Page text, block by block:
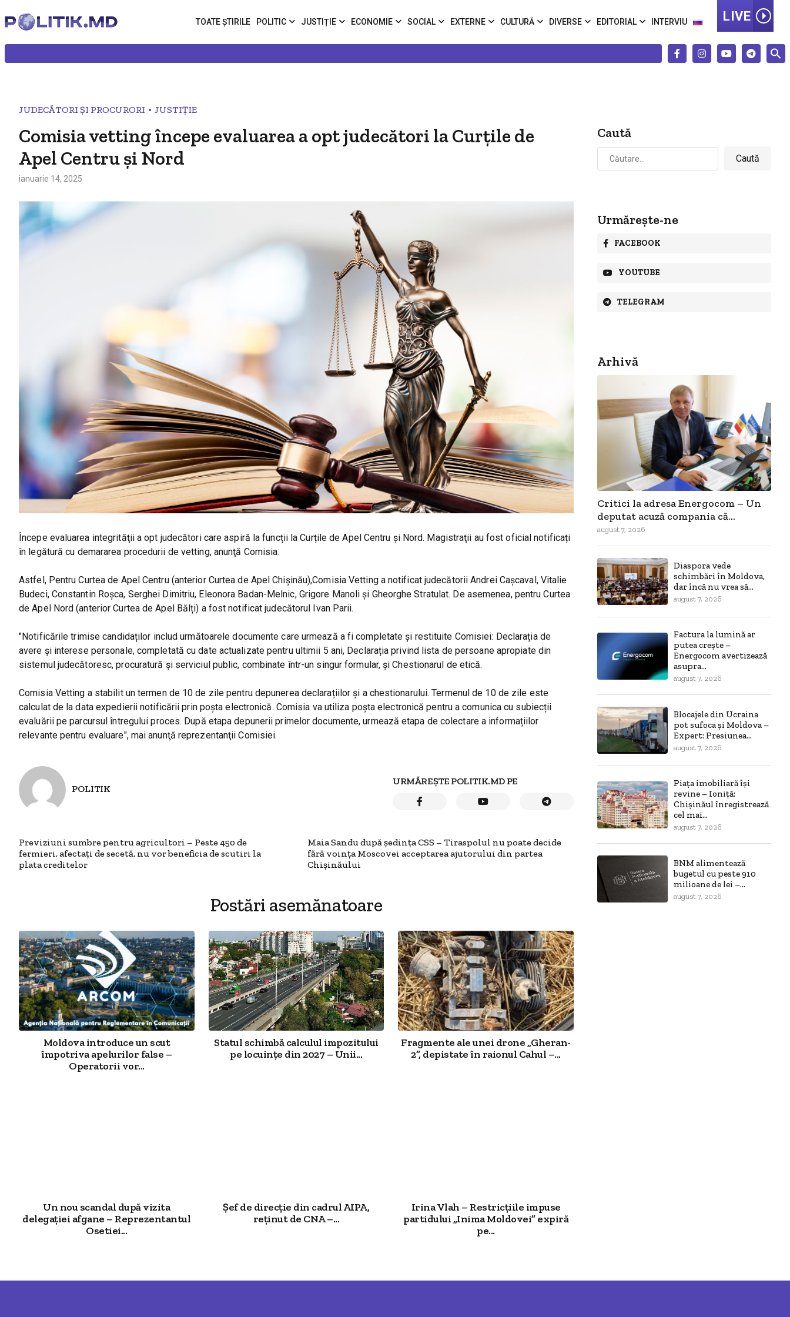
TOATE ȘTIRILE POLITIC JUSTIȚIE ECONOMIE SOCIAL EXTERNE CULTURĂ DIVERSE EDITORIAL INTERVIU LIVE
JUDECĂTORI ȘI PROCURORI • JUSTIȚIE
Comisia vetting începe evaluarea a opt judecători la Curţile de
Apel Centru şi Nord
ianuarie 14, 2025
Începe evaluarea integrităţii a opt judecători care aspiră la funcții la Curțile de Apel Centru şi Nord. Magistraţii au fost oficial notificați
în legătură cu demararea procedurii de vetting, anunţă Comisia.
Astfel, Pentru Curtea de Apel Centru (anterior Curtea de Apel Chișinău),Comisia Vetting a notificat judecătorii Andrei Cașcaval, Vitalie
Budeci, Constantin Roșca, Serghei Dimitriu, Eleonora Badan-Melnic, Grigore Manoli și Gheorghe Stratulat. De asemenea, pentru Curtea
de Apel Nord (anterior Curtea de Apel Bălți) a fost notificat judecătorul Ivan Parii.
"Notificările trimise candidaților includ următoarele documente care urmează a fi completate și restituite Comisiei: Declarația de
avere și interese personale, completată cu date actualizate pentru ultimii 5 ani, Declarația privind lista de persoane apropiate din
sistemul judecătoresc, procuratură și serviciul public, combinate într-un singur formular, și Chestionarul de etică.
Comisia Vetting a stabilit un termen de 10 de zile pentru depunerea declarațiilor și a chestionarului. Termenul de 10 de zile este
calculat de la data expedierii notificării prin poșta electronică. Comisia va utiliza poșta electronică pentru a comunica cu subiecții
evaluării pe parcursul întregului proces. După etapa depunerii primelor documente, urmează etapa de colectare a informațiilor
relevante pentru evaluare", mai anunţă reprezentanţii Comisiei.
POLITIK
URMĂREȘTE POLITIK.MD PE
Previziuni sumbre pentru agricultori – Peste 450 de
fermieri, afectați de secetă, nu vor beneficia de scutiri la
plata creditelor
Maia Sandu după ședința CSS – Tiraspolul nu poate decide
fără voința Moscovei acceptarea ajutorului din partea
Chișinăului
Postări asemănatoare
Moldova introduce un scut
împotriva apelurilor false –
Operatorii vor...
Statul schimbă calculul impozitului
pe locuințe din 2027 – Unii...
Fragmente ale unei drone „Gheran-
2”, depistate în raionul Cahul –...
Un nou scandal după vizita
delegației afgane – Reprezentantul
Osetiei...
Șef de direcție din cadrul AIPA,
reținut de CNA –...
Irina Vlah – Restricțiile impuse
partidului „Inima Moldovei” expiră
pe...
Caută
Caută
după:
Urmărește-ne
FACEBOOK
YOUTUBE
TELEGRAM
Arhivă
Critici la adresa Energocom – Un
deputat acuză compania că...
august 7, 2026
Diaspora vede
schimbări în Moldova,
dar încă nu vrea să...
august 7, 2026
Factura la lumină ar
putea crește –
Energocom avertizează
asupra...
august 7, 2026
Blocajele din Ucraina
pot sufoca și Moldova –
Expert: Presiunea...
august 7, 2026
Piața imobiliară își
revine – Ioniță:
Chișinăul înregistrează
cel mai...
august 7, 2026
BNM alimentează
bugetul cu peste 910
milioane de lei –...
august 7, 2026